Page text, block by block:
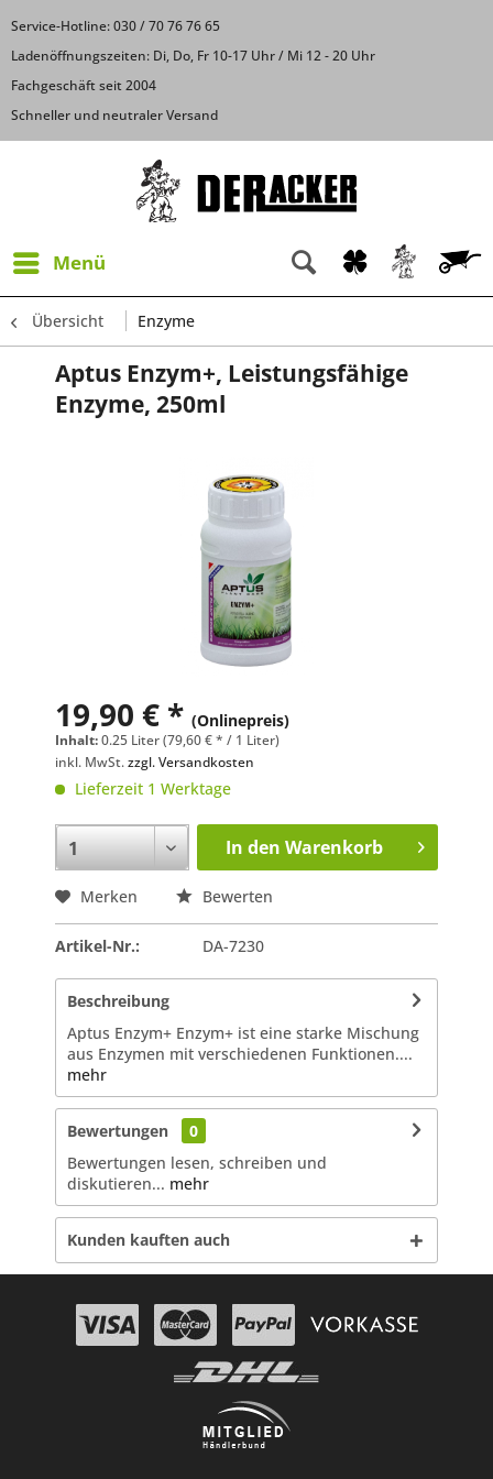
Service-Hotline: 030 / 70 76 76 65
Ladenöffnungszeiten: Di, Do, Fr 10-17 Uhr / Mi 12 - 20 Uhr
Fachgeschäft seit 2004
Schneller und neutraler Versand
Menü
Übersicht Enzyme
Aptus Enzym+, Leistungsfähige
Enzyme, 250ml
19,90 € * (Onlinepreis)
Inhalt:0.25 Liter (79,60 € * / 1 Liter)
inkl. MwSt.zzgl. Versandkosten
Lieferzeit 1 Werktage
In den Warenkorb
Merken Bewerten
Artikel-Nr.: DA-7230
Beschreibung
Aptus Enzym+ Enzym+ ist eine starke Mischung
aus Enzymen mit verschiedenen Funktionen....
mehr
Bewertungen
0
Bewertungen lesen, schreiben und
diskutieren... mehr
Kunden kauften auch